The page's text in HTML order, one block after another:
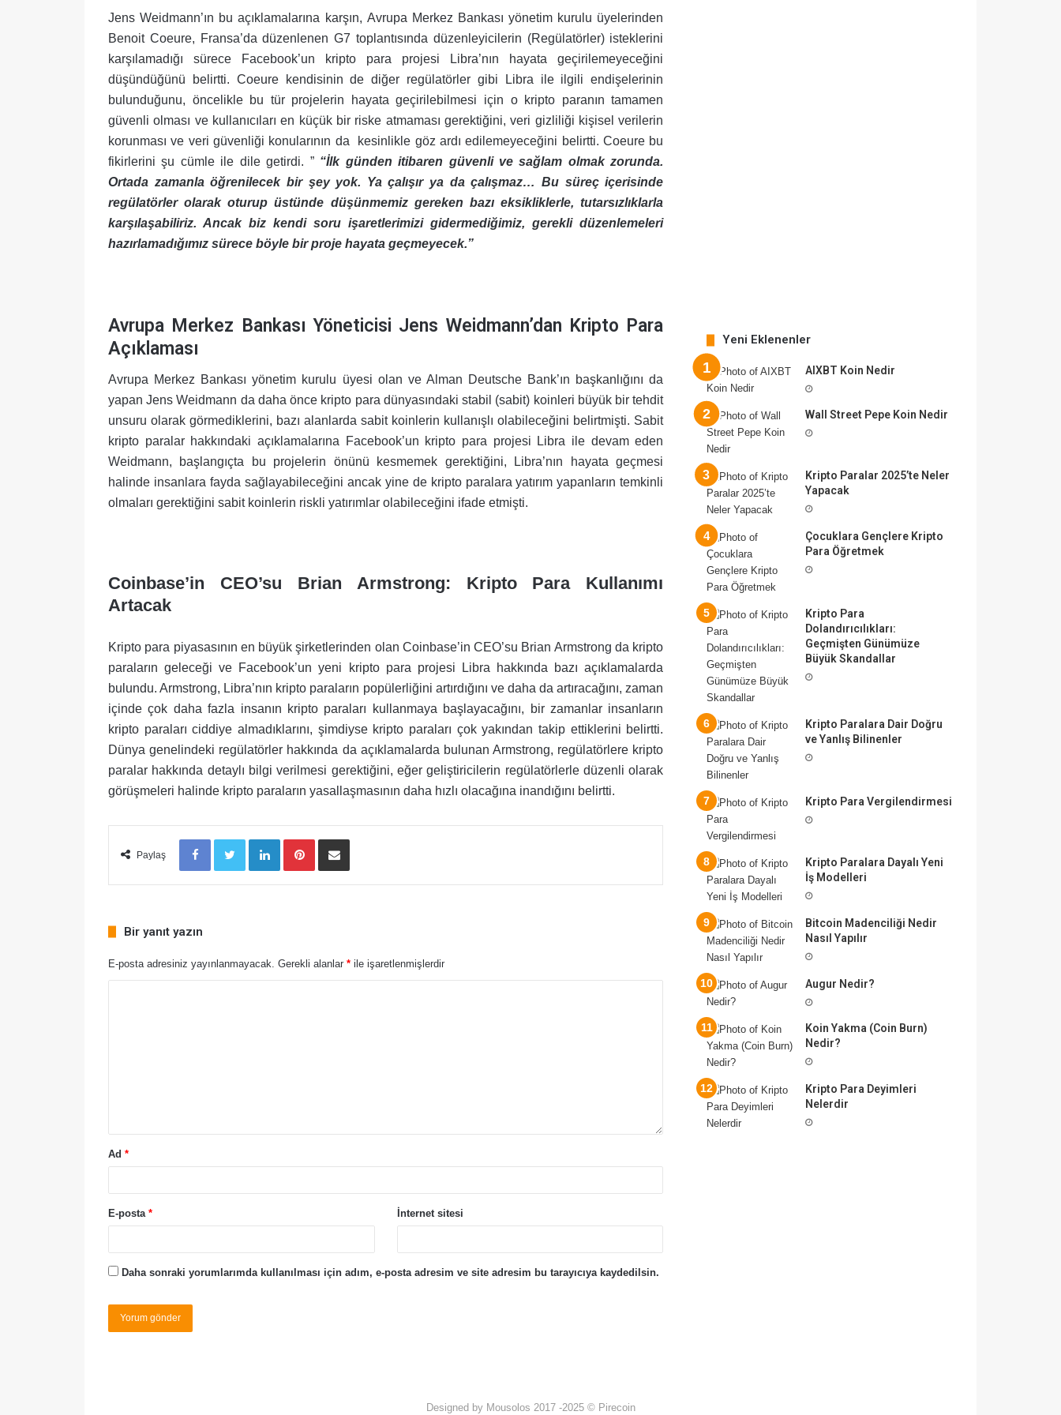
Jens Weidmann’ın bu açıklamalarına karşın, Avrupa Merkez Bankası yönetim kurulu üyelerinden
Benoit Coeure, Fransa’da düzenlenen G7 toplantısında düzenleyicilerin (Regülatörler) isteklerini
karşılamadığı sürece Facebook’un kripto para projesi Libra’nın hayata geçirilemeyeceğini
düşündüğünü belirtti. Coeure kendisinin de diğer regülatörler gibi Libra ile ilgili endişelerinin
bulunduğunu, öncelikle bu tür projelerin hayata geçirilebilmesi için o kripto paranın tamamen
güvenli olması ve kullanıcıları en küçük bir riske atmaması gerektiğini, veri gizliliği kişisel verilerin
korunması ve veri güvenliği konularının da kesinlikle göz ardı edilemeyeceğini belirtti. Coeure bu
fikirlerini şu cümle ile dile getirdi. ” “İlk günden itibaren güvenli ve sağlam olmak zorunda.
Ortada zamanla öğrenilecek bir şey yok. Ya çalışır ya da çalışmaz… Bu süreç içerisinde
regülatörler olarak oturup üstünde düşünmemiz gereken bazı eksikliklerle, tutarsızlıklarla
karşılaşabiliriz. Ancak biz kendi soru işaretlerimizi gidermediğimiz, gerekli düzenlemeleri
hazırlamadığımız sürece böyle bir proje hayata geçmeyecek.”
Avrupa Merkez Bankası Yöneticisi Jens Weidmann’dan Kripto Para
Açıklaması
Avrupa Merkez Bankası yönetim kurulu üyesi olan ve Alman Deutsche Bank’ın başkanlığını da
yapan Jens Weidmann da daha önce kripto para dünyasındaki stabil (sabit) koinleri büyük bir tehdit
unsuru olarak görmediklerini, bazı alanlarda sabit koinlerin kullanışlı olabileceğini belirtmişti. Sabit
kripto paralar hakkındaki açıklamalarına Facebook’un kripto para projesi Libra ile devam eden
Weidmann, başlangıçta bu projelerin önünü kesmemek gerektiğini, Libra’nın hayata geçmesi
halinde insanlara fayda sağlayabileceğini ancak yine de kripto paralara yatırım yapanların temkinli
olmaları gerektiğini sabit koinlerin riskli yatırımlar olabileceğini ifade etmişti.
Coinbase’in CEO’su Brian Armstrong: Kripto Para Kullanımı
Artacak
Kripto para piyasasının en büyük şirketlerinden olan Coinbase’in CEO’su Brian Armstrong da kripto
paraların geleceği ve Facebook’un yeni kripto para projesi Libra hakkında bazı açıklamalarda
bulundu. Armstrong, Libra’nın kripto paraların popülerliğini artırdığını ve daha da artıracağını, zaman
içinde çok daha fazla insanın kripto paraları kullanmaya başlayacağını, bir zamanlar insanların
kripto paraları ciddiye almadıklarını, şimdiyse kripto paraları çok yakından takip ettiklerini belirtti.
Dünya genelindeki regülatörler hakkında da açıklamalarda bulunan Armstrong, regülatörlere kripto
paralar hakkında detaylı bilgi verilmesi gerektiğini, eğer geliştiricilerin regülatörlerle düzenli olarak
görüşmeleri halinde kripto paraların yasallaşmasının daha hızlı olacağına inandığını belirtti.
Paylaş
FacebookTwitter LinkedInPinterestE-Posta ile paylaş
Bir yanıt yazın
E-posta adresiniz yayınlanmayacak. Gerekli alanlar * ile işaretlenmişlerdir
Ad *
E-posta * İnternet sitesi
Daha sonraki yorumlarımda kullanılması için adım, e-posta adresim ve site adresim bu tarayıcıya kaydedilsin.
Yeni Eklenenler
AIXBT Koin Nedir
Wall Street Pepe Koin Nedir
Kripto Paralar 2025’te Neler
Yapacak
Çocuklara Gençlere Kripto
Para Öğretmek
Kripto Para
Dolandırıcılıkları:
Geçmişten Günümüze
Büyük Skandallar
Kripto Paralara Dair Doğru
ve Yanlış Bilinenler
Kripto Para Vergilendirmesi
Kripto Paralara Dayalı Yeni
İş Modelleri
Bitcoin Madenciliği Nedir
Nasıl Yapılır
Augur Nedir?
Koin Yakma (Coin Burn)
Nedir?
Kripto Para Deyimleri
Nelerdir
Designed by Mousolos 2017 -2025 © Pirecoin